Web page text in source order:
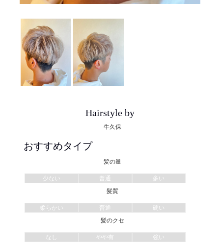
Hairstyle by
牛久保
おすすめタイプ
髪の量
少ない 普通
多い
髪質
柔らかい 普通
硬い
髪のクセ
なし やや有
強い